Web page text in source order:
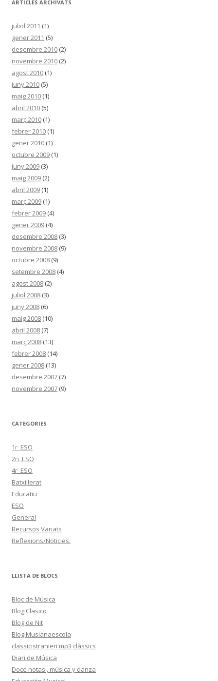
ARTICLES ARCHIVATS
juliol 2011 (1)
gener 2011 (5)
desembre 2010 (2)
novembre 2010 (2)
agost 2010 (1)
juny 2010 (5)
maig 2010 (1)
abril 2010 (5)
març 2010 (1)
febrer 2010 (1)
gener 2010 (1)
octubre 2009 (1)
juny 2009 (3)
maig 2009 (2)
abril 2009 (1)
març 2009 (1)
febrer 2009 (4)
gener 2009 (4)
desembre 2008 (3)
novembre 2008 (9)
octubre 2008 (9)
setembre 2008 (4)
agost 2008 (2)
juliol 2008 (3)
juny 2008 (6)
maig 2008 (10)
abril 2008 (7)
març 2008 (13)
febrer 2008 (14)
gener 2008 (13)
desembre 2007 (7)
novembre 2007 (9)
CATEGORIES
1r_ESO
2n_ESO
4r_ESO
Batxillerat
Educatiu
ESO
General
Recursos Variats
Reflexions/Noticies.
LLISTA DE BLOCS
Bloc de Música
Blog Clasico
Blog de Nit
Blog Musianaescola
classicistranieri mp3 clàssics
Diari de Música
Doce notas , música y danza